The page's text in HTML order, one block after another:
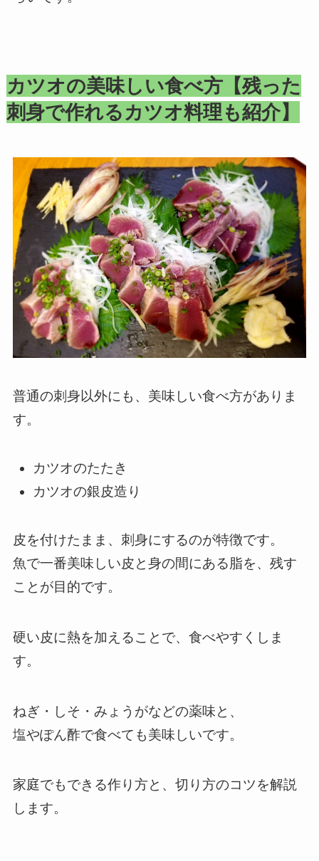
カツオの美味しい食べ方【残った
刺身で作れるカツオ料理も紹介】
普通の刺身以外にも、美味しい食べ方がありま
す。
カツオのたたき
カツオの銀皮造り
皮を付けたまま、刺身にするのが特徴です。
魚で一番美味しい皮と身の間にある脂を、残す
ことが目的です。
硬い皮に熱を加えることで、食べやすくしま
す。
ねぎ・しそ・みょうがなどの薬味と、
塩やぽん酢で食べても美味しいです。
家庭でもできる作り方と、切り方のコツを解説
します。